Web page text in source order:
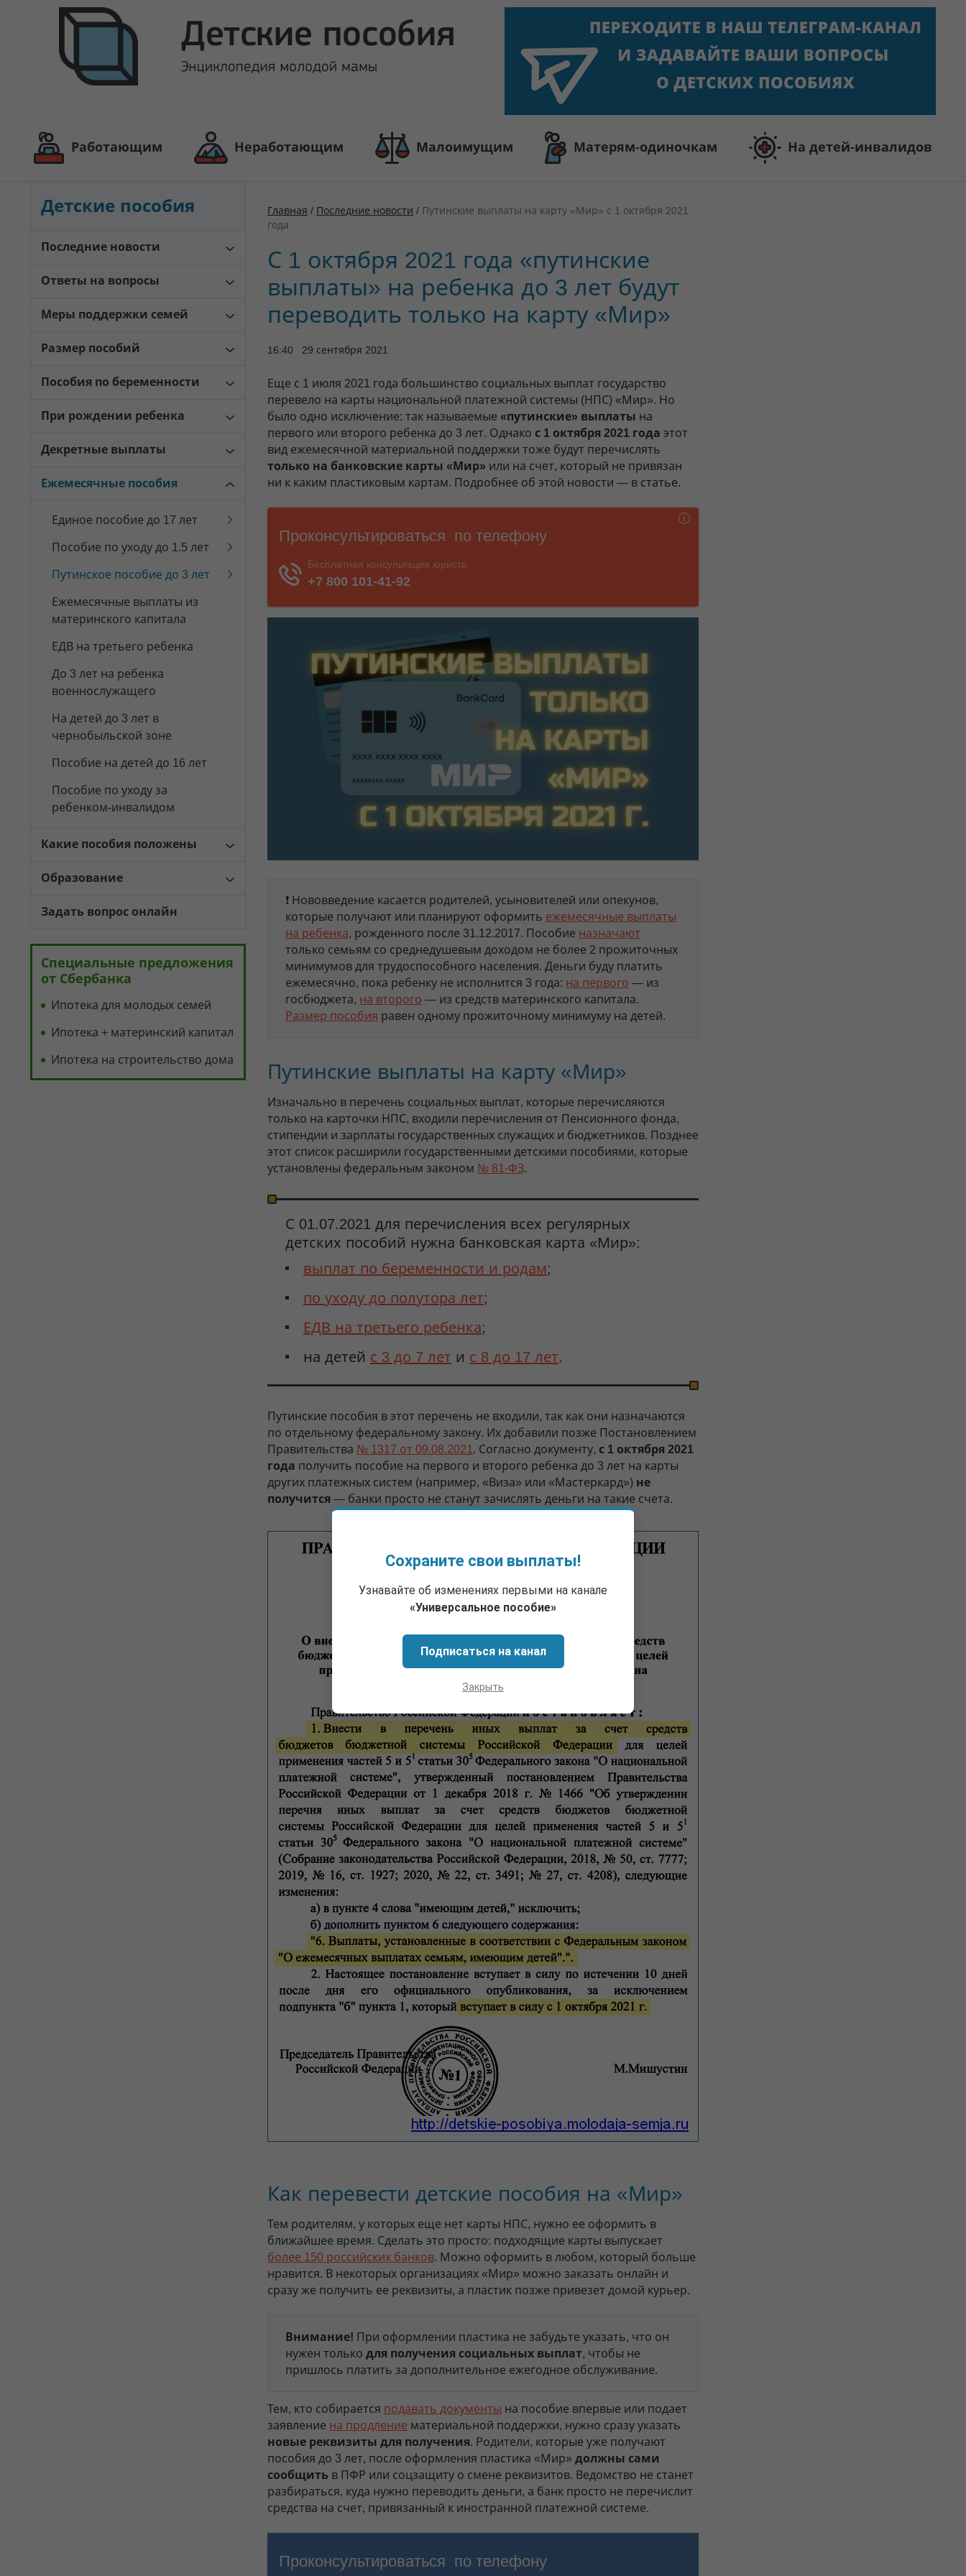
Работающим Неработающим Малоимущим Матерям-одиночкам На детей-инвалидов
Детские пособия
Последние новости
Ответы на вопросы
Меры поддержки семей
Размер пособий
Пособия по беременности
При рождении ребенка
Декретные выплаты
Ежемесячные пособия
Единое пособие до 17 лет
Пособие по уходу до 1.5 лет
Путинское пособие до 3 лет
Ежемесячные выплаты из
материнского капитала
ЕДВ на третьего ребенка
До 3 лет на ребенка
военнослужащего
На детей до 3 лет в
чернобыльской зоне
Пособие на детей до 16 лет
Пособие по уходу за
ребенком-инвалидом
Какие пособия положены
Образование
Задать вопрос онлайн
Специальные предложения
от Сбербанка
Ипотека для молодых семей
Ипотека + материнский капитал
Ипотека на строительство дома
Главная / Последние новости / Путинские выплаты на карту «Мир» с 1 октября 2021
года
С 1 октября 2021 года «путинские
выплаты» на ребенка до 3 лет будут
переводить только на карту «Мир»
16:40 29 сентября 2021
Еще с 1 июля 2021 года большинство социальных выплат государство
перевело на карты национальной платежной системы (НПС) «Мир». Но
было одно исключение: так называемые «путинские» выплаты на
первого или второго ребенка до 3 лет. Однако с 1 октября 2021 года этот
вид ежемесячной материальной поддержки тоже будут перечислять
только на банковские карты «Мир» или на счет, который не привязан
ни к каким пластиковым картам. Подробнее об этой новости — в статье.
❗ Нововведение касается родителей, усыновителей или опекунов,
которые получают или планируют оформить ежемесячные выплаты
на ребенка, рожденного после 31.12.2017. Пособие назначают
только семьям со среднедушевым доходом не более 2 прожиточных
минимумов для трудоспособного населения. Деньги буду платить
ежемесячно, пока ребенку не исполнится 3 года: на первого — из
госбюджета, на второго — из средств материнского капитала.
Размер пособия равен одному прожиточному минимуму на детей.
Путинские выплаты на карту «Мир»
Изначально в перечень социальных выплат, которые перечисляются
только на карточки НПС, входили перечисления от Пенсионного фонда,
стипендии и зарплаты государственных служащих и бюджетников. Позднее
этот список расширили государственными детскими пособиями, которые
установлены федеральным законом № 81-ФЗ.
С 01.07.2021 для перечисления всех регулярных
детских пособий нужна банковская карта «Мир»:
выплат по беременности и родам;
по уходу до полутора лет;
ЕДВ на третьего ребенка;
на детей с 3 до 7 лет и с 8 до 17 лет.
Путинские пособия в этот перечень не входили, так как они назначаются
по отдельному федеральному закону. Их добавили позже Постановлением
Правительства № 1317 от 09.08.2021 . Согласно документу, с 1 октября 2021
года получить пособие на первого и второго ребенка до 3 лет на карты
других платежных систем (например, «Виза» или «Мастеркард») не
получится — банки просто не станут зачислять деньги на такие счета.
Как перевести детские пособия на «Мир»
Тем родителям, у которых еще нет карты НПС, нужно ее оформить в
ближайшее время. Сделать это просто: подходящие карты выпускает
более 150 российских банков. Можно оформить в любом, который больше
нравится. В некоторых организациях «Мир» можно заказать онлайн и
сразу же получить ее реквизиты, а пластик позже привезет домой курьер.
Внимание! При оформлении пластика не забудьте указать, что он
нужен только для получения социальных выплат, чтобы не
пришлось платить за дополнительное ежегодное обслуживание.
Тем, кто собирается подавать документы на пособие впервые или подает
заявление на продление материальной поддержки, нужно сразу указать
новые реквизиты для получения. Родители, которые уже получают
пособия до 3 лет, после оформления пластика «Мир» должны сами
сообщить в ПФР или соцзащиту о смене реквизитов. Ведомство не станет
разбираться, куда нужно переводить деньги, а банк просто не перечислит
средства на счет, привязанный к иностранной платежной системе.
Сохраните свои выплаты!
Узнавайте об изменениях первыми на канале
«Универсальное пособие»
Подписаться на канал
Закрыть